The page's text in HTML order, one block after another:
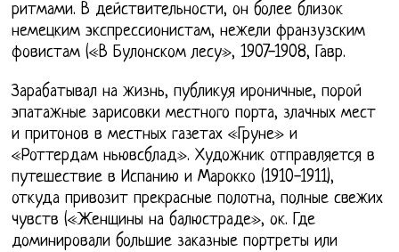
ритмами. В действительности, он более близок
немецким экспрессионистам, нежели франзузским
фовистам («В Булонском лесу», 1907-1908, Гавр.
Зарабатывал на жизнь, публикуя ироничные, порой
эпатажные зарисовки местного порта, злачных мест
и притонов в местных газетах «Груне» и
«Роттердам ньювсблад». Художник отправляется в
путешествие в Испанию и Марокко (1910-1911),
откуда привозит прекрасные полотна, полные свежих
чувств («Женщины на балюстраде», ок. Где
доминировали большие заказные портреты или